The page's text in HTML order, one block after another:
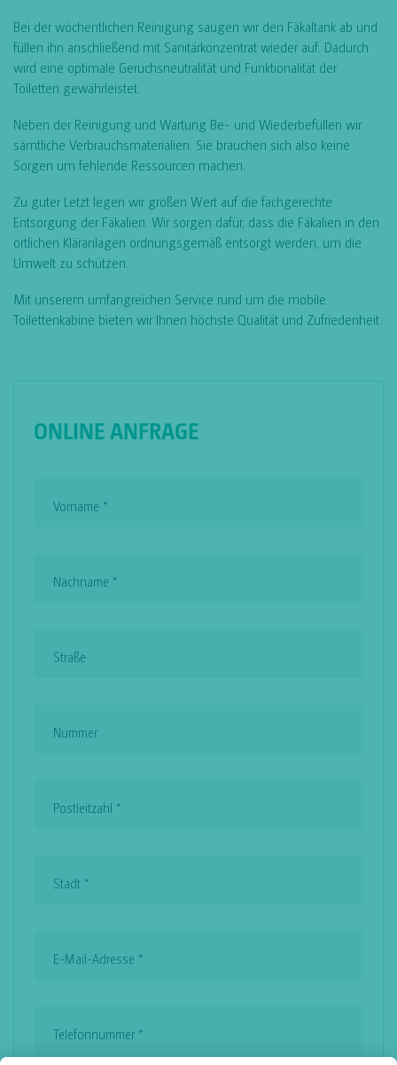
Bei der wöchentlichen Reinigung saugen wir den Fäkaltank ab und
füllen ihn anschließend mit Sanitärkonzentrat wieder auf. Dadurch
wird eine optimale Geruchsneutralität und Funktionalität der
Toiletten gewährleistet.
Neben der Reinigung und Wartung Be- und Wiederbefüllen wir
sämtliche Verbrauchsmaterialien. Sie brauchen sich also keine
Sorgen um fehlende Ressourcen machen.
Zu guter Letzt legen wir großen Wert auf die fachgerechte
Entsorgung der Fäkalien. Wir sorgen dafür, dass die Fäkalien in den
örtlichen Kläranlagen ordnungsgemäß entsorgt werden, um die
Umwelt zu schützen.
Mit unserem umfangreichen Service rund um die mobile
Toilettenkabine bieten wir Ihnen höchste Qualität und Zufriedenheit.
ONLINE ANFRAGE
Vorname *
Nachname *
Straße
Nummer
Postleitzahl *
Stadt *
E-Mail-Adresse *
Telefonnummer *